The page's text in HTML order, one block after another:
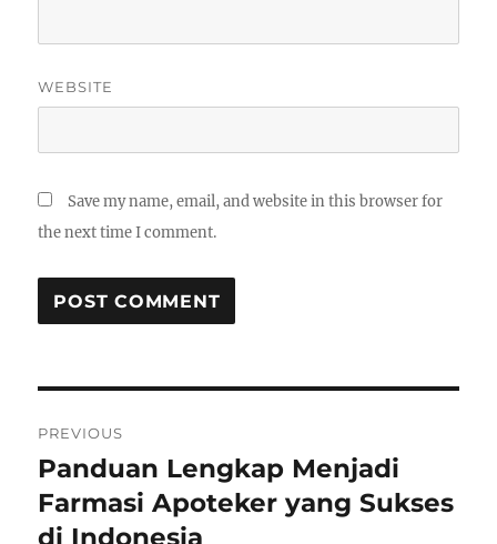
WEBSITE
Save my name, email, and website in this browser for
the next time I comment.
navigation
PREVIOUS
Previous
post:
Panduan Lengkap Menjadi
Farmasi Apoteker yang Sukses
di Indonesia